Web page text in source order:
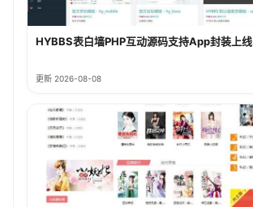
HYBBS表白墙PHP互动源码支持App封装上线
更新 2026-08-08